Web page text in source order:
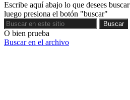
Escribe aquí abajo lo que desees buscar
luego presiona el botón "buscar"
Buscar
Buscar
O bien prueba
Buscar en el archivo